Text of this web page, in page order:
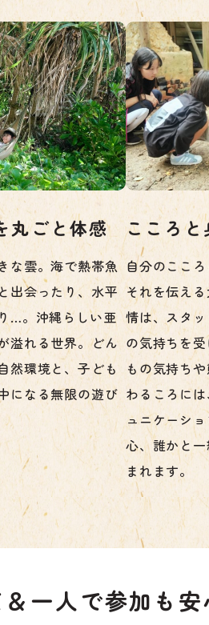
丸ごと体感
な雲。海で熱帯魚
出会ったり、水平
…。沖縄らしい亜
溢れる世界。どん
然環境と、子ども
になる無限の遊び
こころと
自分のここ
それを伝え
情は、スタ
の気持ちを
もの気持ち
わるころに
ュニケーシ
心、誰かと
まれます。
一人で参加も